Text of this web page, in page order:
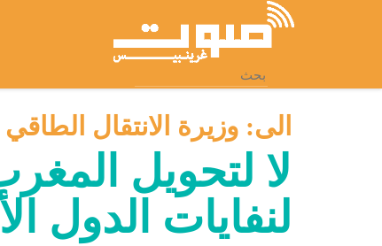
الى: وزيرة الانتقال
لا لتحويل
لنفايات الدول